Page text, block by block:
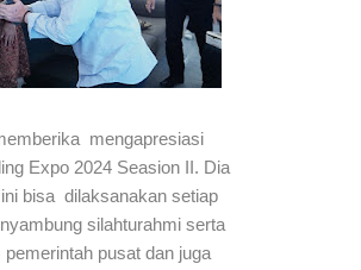
mengapresiasi
Expo 2024 Seasion II. Dia
bisa dilaksanakan setiap
silahturahmi serta
pusat dan juga